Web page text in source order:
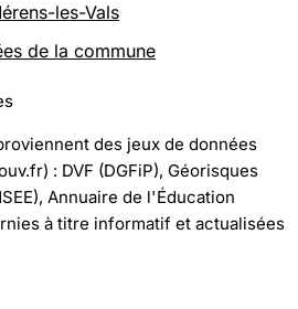
les-Vals
de la commune
des jeux de données
: DVF (DGFiP), Géorisques
Annuaire de l'Éducation
à titre informatif et actualisées